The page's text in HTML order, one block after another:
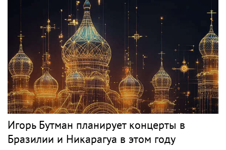
Игорь Бутман планирует концерты в
Бразилии и Никарагуа в этом году